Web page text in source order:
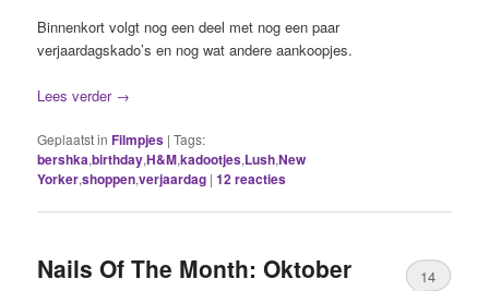
Binnenkort volgt nog een deel met nog een paar
verjaardagskado’s en nog wat andere aankoopjes.
Lees verder →
Geplaatst in Filmpjes |Tags:
bershka,birthday,H&M,kadootjes,Lush,New
Yorker,shoppen,verjaardag |12reacties
Nails Of The Month: Oktober 14